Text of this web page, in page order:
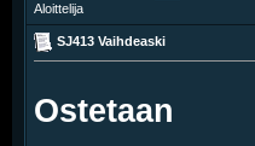
Aloittelija
SJ413 Vaihdeaski
Ostetaan